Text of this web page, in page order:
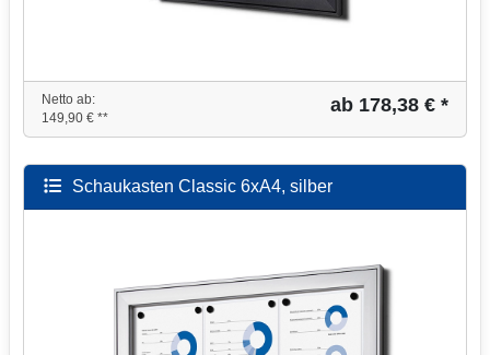
Netto ab:
149,90 € **
ab 178,38 € *
Schaukasten Classic 6xA4, silber